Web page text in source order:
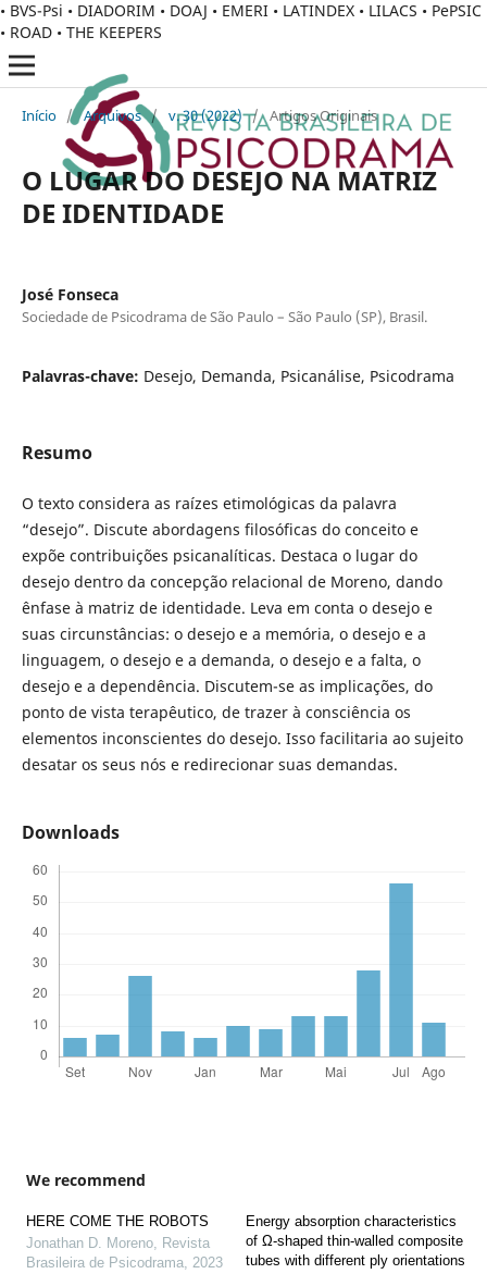
• BVS-Psi • DIADORIM • DOAJ • EMERI • LATINDEX • LILACS • PePSIC
• ROAD • THE KEEPERS
Início / Arquivos / v. 30 (2022) / Artigos Originais
O LUGAR DO DESEJO NA MATRIZ
DE IDENTIDADE
José Fonseca
Sociedade de Psicodrama de São Paulo – São Paulo (SP), Brasil.
Palavras-chave: Desejo, Demanda, Psicanálise, Psicodrama
Resumo
O texto considera as raízes etimológicas da palavra
“desejo”. Discute abordagens filosóficas do conceito e
expõe contribuições psicanalíticas. Destaca o lugar do
desejo dentro da concepção relacional de Moreno, dando
ênfase à matriz de identidade. Leva em conta o desejo e
suas circunstâncias: o desejo e a memória, o desejo e a
linguagem, o desejo e a demanda, o desejo e a falta, o
desejo e a dependência. Discutem-se as implicações, do
ponto de vista terapêutico, de trazer à consciência os
elementos inconscientes do desejo. Isso facilitaria ao sujeito
desatar os seus nós e redirecionar suas demandas.
Downloads
We recommend
HERE COME THE ROBOTS
Jonathan D. Moreno, Revista
Brasileira de Psicodrama, 2023
Energy absorption characteristics
of Ω-shaped thin-walled composite
tubes with different ply orientations